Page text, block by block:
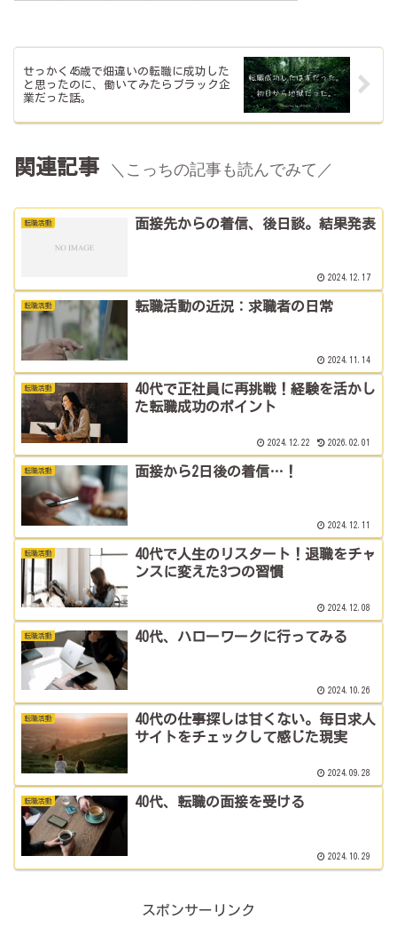
せっかく45歳で畑違いの転職に成功した
と思ったのに、働いてみたらブラック企
業だった話。
関連記事 ＼こっちの記事も読んでみて／
転職活動 面接先からの着信、後日談。結果発表
2024.12.17
転職活動 転職活動の近況：求職者の日常
2024.11.14
転職活動
40代で正社員に再挑戦！経験を活かし
た転職成功のポイント
2024.12.22 2026.02.01
転職活動 面接から2日後の着信…！
2024.12.11
転職活動
40代で人生のリスタート！退職をチャ
ンスに変えた3つの習慣
2024.12.08
転職活動 40代、ハローワークに行ってみる
2024.10.26
転職活動
40代の仕事探しは甘くない。毎日求人
サイトをチェックして感じた現実
2024.09.28
転職活動 40代、転職の面接を受ける
2024.10.29
スポンサーリンク